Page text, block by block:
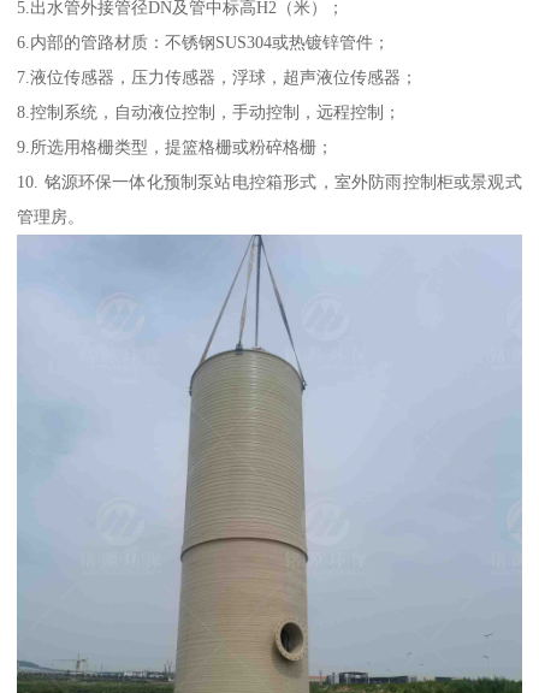
5.出水管外接管径DN及管中标高H2（米）；
6.内部的管路材质：不锈钢SUS304或热镀锌管件；
7.液位传感器，压力传感器，浮球，超声液位传感器；
8.控制系统，自动液位控制，手动控制，远程控制；
9.所选用格栅类型，提篮格栅或粉碎格栅；
10. 铭源环保一体化预制泵站电控箱形式，室外防雨控制柜或景观式
管理房。